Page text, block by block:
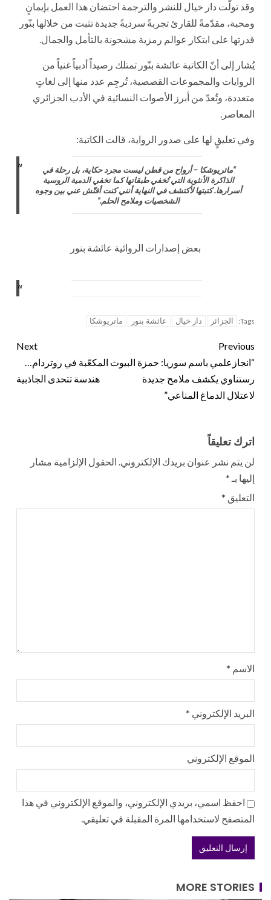
وقد تولّت دار خيال للنشر والترجمة احتضان هذا العمل بإيمانٍ
ومحبة، مقدّمةً للقارئ تجربةً سرديةً جديدة تثبت من خلالها بنّور
قدرتها على ابتكار عوالم رمزية مشحونة بالتأمل والجمال.
يُشار إلى أنّ الكاتبة عائشة بنّور تمتلك رصيداً أدبياً غنياً من
الروايات والمجموعات القصصية، تُرجِم عدد منها إلى لغاتٍ
متعددة، وتُعدّ من أبرز الأصوات النسائية في الأدب الجزائري
المعاصر.
وفي تعليقٍ لها على صدور الرواية، قالت الكاتبة:
“ماتريوشكا – أرواح من قطن ليست مجرد حكاية، بل رحلة في
الذاكرة الأنثوية التي تُخفي طبقاتها كما تخفي الدمية الروسية
أسرارها. كتبتها لأكتشف في النهاية أنني كنت أفتّش عني بين وجوه
الشخصيات وملامح الحلم.”
بعض إصدارات الروائية عائشة بنور
Tags: الجزائر دار خيال عائشة بنور ماتريوشكا
Previous
“انجازعلمي باسم سوريا: حمزة
رستناوي يكشف ملامح جديدة
لاعتلال الدماغ المناعي”
Next
البيوت المكعّبة في روتردام…
هندسة تتحدى الجاذبية
اترك تعليقاً
لن يتم نشر عنوان بريدك الإلكتروني. الحقول الإلزامية مشار
إليها بـ *
التعليق *
الاسم *
البريد الإلكتروني *
الموقع الإلكتروني
احفظ اسمي، بريدي الإلكتروني، والموقع الإلكتروني في هذا
المتصفح لاستخدامها المرة المقبلة في تعليقي.
MORE STORIES